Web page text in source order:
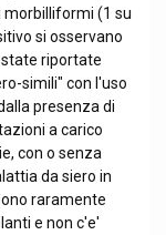
morbilliformi (1 su
si osservano
riportate
simili" con l'uso
presenza di
a carico
con o senza
da siero in
raramente
e non c'e'